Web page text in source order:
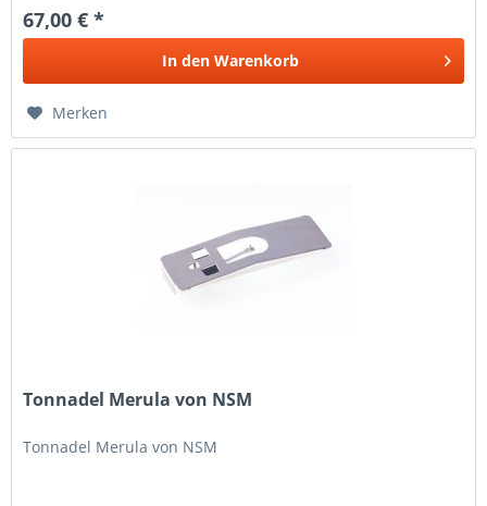
67,00 € *
In den Warenkorb
Merken
Tonnadel Merula von NSM
Tonnadel Merula von NSM